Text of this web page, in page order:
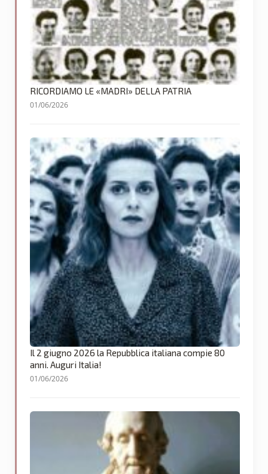
RICORDIAMO LE «MADRI» DELLA PATRIA
01/06/2026
Il 2 giugno 2026 la Repubblica italiana compie 80
anni. Auguri Italia!
01/06/2026